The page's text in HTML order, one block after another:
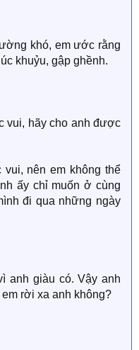
khó, em ước rằng
khuỷu, gập ghềnh.
vui, hãy cho anh được
nên em không thể
ấy chỉ muốn ở cùng
đi qua những ngày
anh giàu có. Vậy anh
em rời xa anh không?